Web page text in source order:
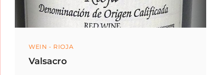
Categories
WEIN - RIOJA
Valsacro